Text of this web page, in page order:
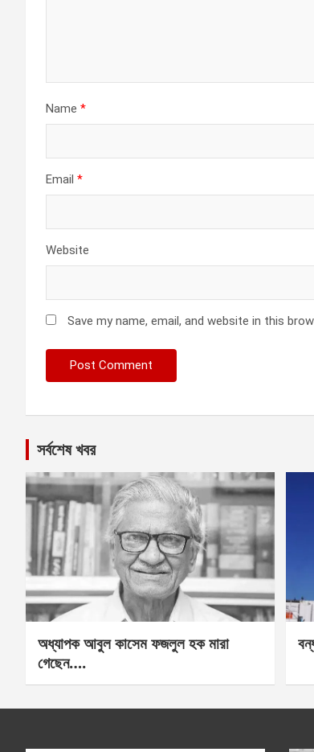
Name *
Email *
Website
Save my name, email, and website in this
সর্বশেষ খবর
অধ্যাপক আবুল কাসেম ফজলুল হক মারা
গেছেন….